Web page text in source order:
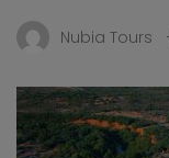
Nubia Tours